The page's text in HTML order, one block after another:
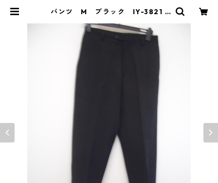
パンツ M ブラック IY-3821 |